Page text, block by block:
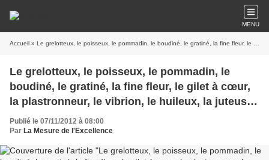
MENU
Accueil » Le grelotteux, le poisseux, le pommadin, le boudiné, le gratiné, la fine fleur, le gilet à cœur, la plastronneur, le vibrion, le huileux, la juteuse, le fin de siècle, la snobinette ...
Le grelotteux, le poisseux, le pommadin, le
boudiné, le gratiné, la fine fleur, le gilet à cœur,
la plastronneur, le vibrion, le huileux, la juteuse,
le fin de siècle, la snobinette ...
Publié le 07/11/2012 à 08:00
Par La Mesure de l'Excellence